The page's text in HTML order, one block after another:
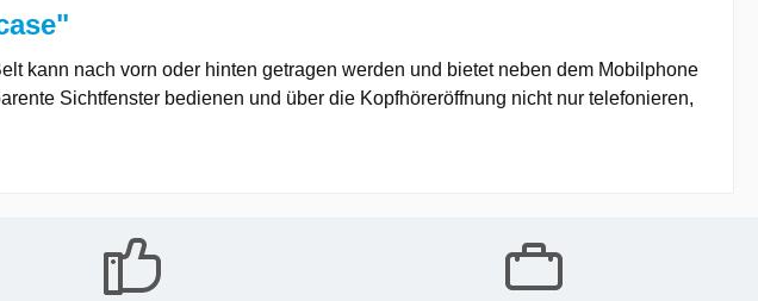
kann nach vorn oder hinten getragen werden und bietet neben dem Mobilphone
Sichtfenster bedienen und über die Kopfhöreröffnung nicht nur telefonieren,